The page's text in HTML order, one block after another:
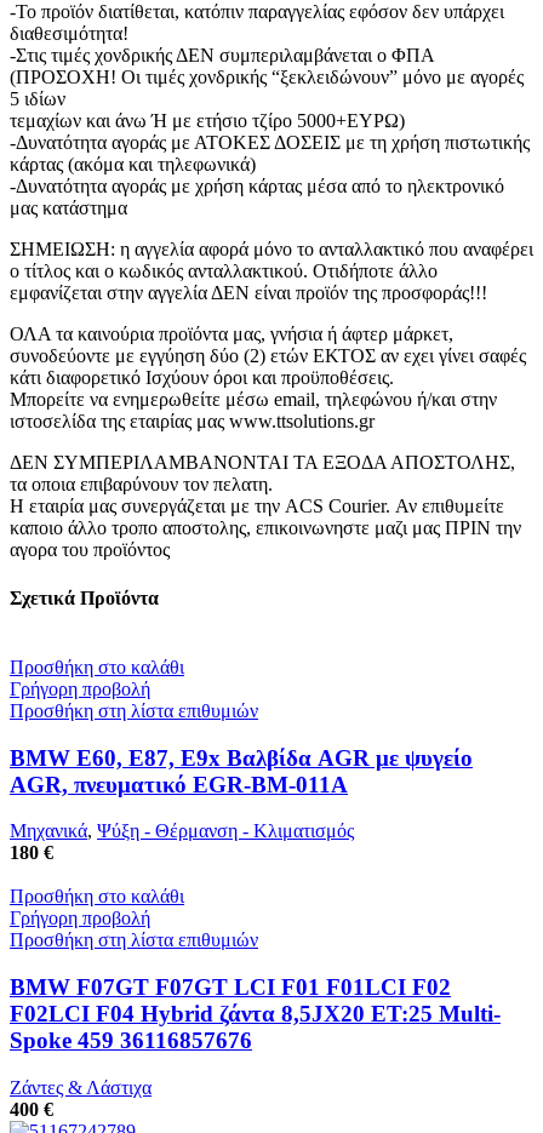
-Το προϊόν διατίθεται, κατόπιν παραγγελίας εφόσον δεν υπάρχει
διαθεσιμότητα!
-Στις τιμές χονδρικής ΔΕΝ συμπεριλαμβάνεται ο ΦΠΑ
(ΠΡΟΣΟΧΗ! Οι τιμές χονδρικής “ξεκλειδώνουν” μόνο με αγορές
5 ιδίων
τεμαχίων και άνω Ή με ετήσιο τζίρο 5000+ΕΥΡΩ)
-Δυνατότητα αγοράς με ΑΤΟΚΕΣ ΔΟΣΕΙΣ με τη χρήση πιστωτικής
κάρτας (ακόμα και τηλεφωνικά)
-Δυνατότητα αγοράς με χρήση κάρτας μέσα από το ηλεκτρονικό
μας κατάστημα
ΣΗΜΕΙΩΣΗ: η αγγελία αφορά μόνο το ανταλλακτικό που αναφέρει
ο τίτλος και ο κωδικός ανταλλακτικού. Οτιδήποτε άλλο
εμφανίζεται στην αγγελία ΔΕΝ είναι προϊόν της προσφοράς!!!
ΟΛΑ τα καινούρια προϊόντα μας, γνήσια ή άφτερ μάρκετ,
συνοδεύοντε με εγγύηση δύο (2) ετών ΕΚΤΟΣ αν εχει γίνει σαφές
κάτι διαφορετικό Ισχύουν όροι και προϋποθέσεις.
Μπορείτε να ενημερωθείτε μέσω email, τηλεφώνου ή/και στην
ιστοσελίδα της εταιρίας μας www.ttsolutions.gr
ΔΕΝ ΣΥΜΠΕΡΙΛΑΜΒΑΝΟΝΤΑΙ ΤΑ ΕΞΟΔΑ ΑΠΟΣΤΟΛΗΣ,
τα οποια επιβαρύνουν τον πελατη.
Η εταιρία μας συνεργάζεται με την ACS Courier. Αν επιθυμείτε
καποιο άλλο τροπο αποστολης, επικοινωνηστε μαζι μας ΠΡΙΝ την
αγορα του προϊόντος
Σχετικά Προϊόντα
Προσθήκη στο καλάθι
Γρήγορη προβολή
Προσθήκη στη λίστα επιθυμιών
BMW E60, E87, E9x Βαλβίδα AGR με ψυγείο
AGR, πνευματικό EGR-BM-011A
Μηχανικά, Ψύξη - Θέρμανση - Κλιματισμός
180 €
Προσθήκη στο καλάθι
Γρήγορη προβολή
Προσθήκη στη λίστα επιθυμιών
BMW F07GT F07GT LCI F01 F01LCI F02
F02LCI F04 Hybrid ζάντα 8,5JX20 ET:25 Multi-
Spoke 459 36116857676
Ζάντες & Λάστιχα
400 €